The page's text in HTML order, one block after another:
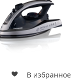
В избранное